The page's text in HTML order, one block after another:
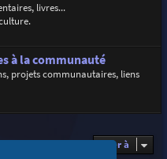
livres...
à la communauté
projets communautaires, liens
Aller à